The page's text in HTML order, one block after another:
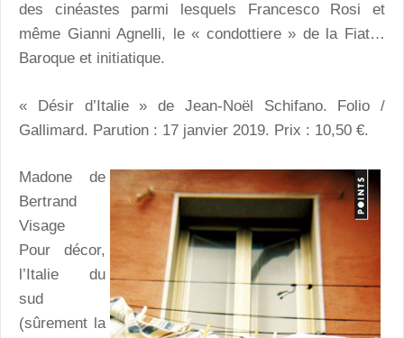
des cinéastes parmi lesquels Francesco Rosi et
même Gianni Agnelli, le « condottiere » de la Fiat…
Baroque et initiatique.
« Désir d’Italie » de Jean-Noël Schifano. Folio /
Gallimard. Parution : 17 janvier 2019. Prix : 10,50 €.
Madone de
Bertrand
Visage
Pour décor,
l’Italie du
sud
(sûrement la